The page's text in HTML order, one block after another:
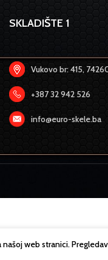
SKLADIŠTE 1
Vukovo br: 415,
+387 32 942 526
info@euro-skele.ba
web stranici.